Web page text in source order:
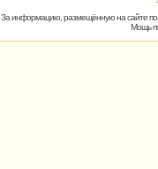
За информацию, размещённую на сайте
Мощь